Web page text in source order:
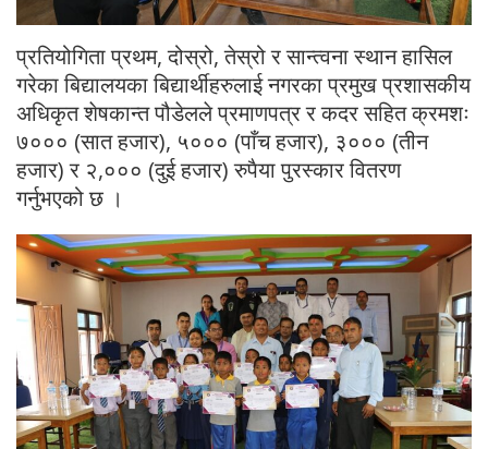
प्रतियोगिता प्रथम, दोस्रो, तेस्रो र सान्त्वना स्थान हासिल
गरेका बिद्यालयका बिद्यार्थीहरुलाई नगरका प्रमुख प्रशासकीय
अधिकृत शेषकान्त पौडेलले प्रमाणपत्र र कदर सहित क्रमशः
७००० (सात हजार), ५००० (पाँच हजार), ३००० (तीन
हजार) र २,००० (दुई हजार) रुपैया पुरस्कार वितरण
गर्नुभएको छ ।